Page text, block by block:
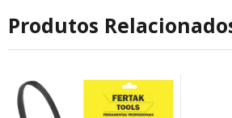
Produtos